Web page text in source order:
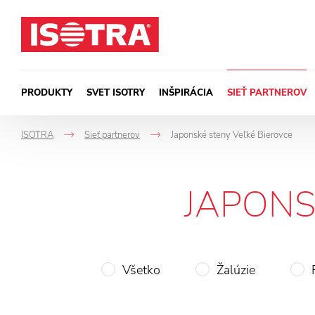
PRODUKTY SVET ISOTRY INŠPIRÁCIA SIEŤ PARTNEROV
ISOTRA
->
Sieť partnerov
->
Japonské steny Veľké Bierovce
Všetko Žalúzie